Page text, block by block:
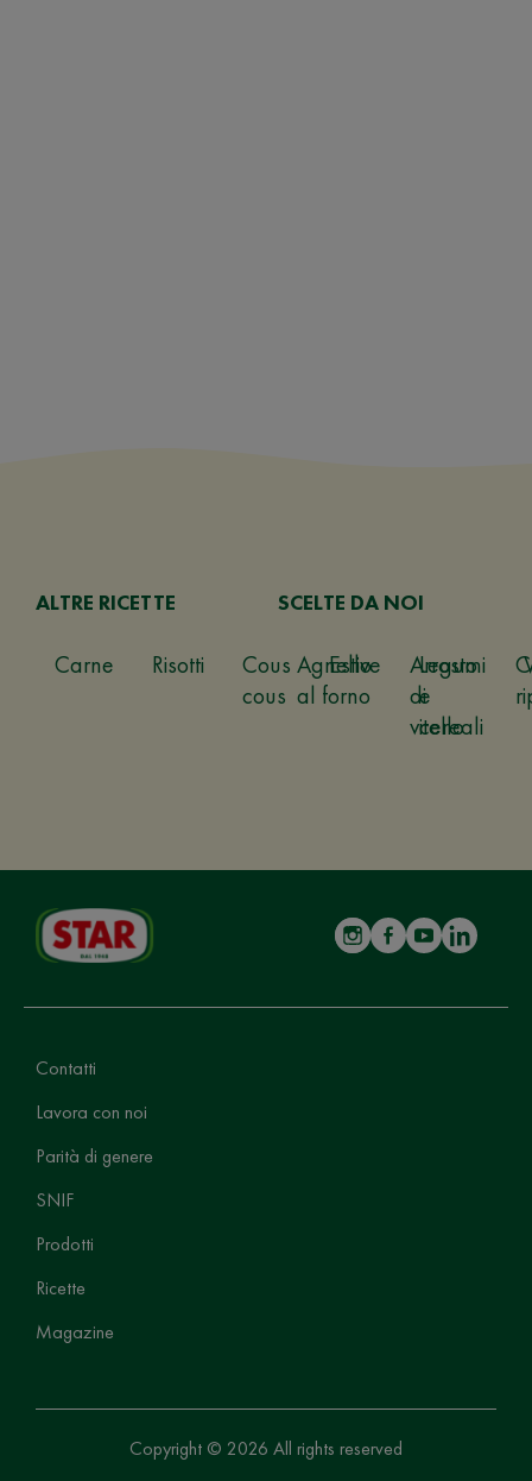
ALTRE RICETTE
Carne Risotti
Cous
cous
Estive
Legumi
e
cereali
SCELTE DA NOI
Agnello
al forno
Arrosto
di
vitello
Contatti
Lavora con noi
Parità di genere
SNIF
Prodotti
Ricette
Magazine
Copyright © 2026 All rights reserved